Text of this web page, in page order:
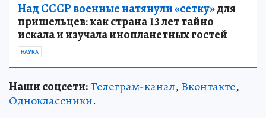
Над СССР военные натянули «сетку»для
пришельцев: как страна 13 лет тайно
искала и изучала инопланетных гостей
НАУКА
Наши соцсети:Телеграм-канал, Вконтакте,
Одноклассники.